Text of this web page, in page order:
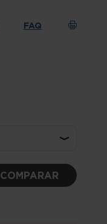
FAQ
COMPARAR